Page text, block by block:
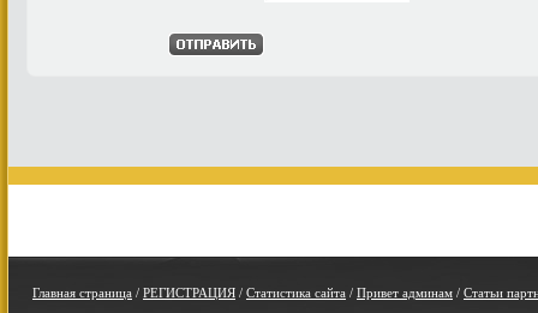
Главная страница / РЕГИСТРАЦИЯ / Статистика сайта / Привет админам / Статьи